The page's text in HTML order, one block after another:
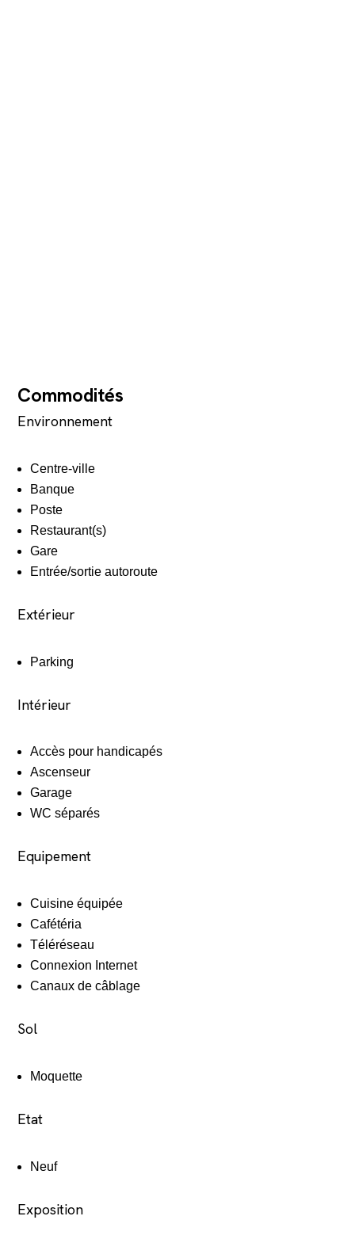
Commodités
Environnement
Centre-ville
Banque
Poste
Restaurant(s)
Gare
Entrée/sortie autoroute
Extérieur
Parking
Intérieur
Accès pour handicapés
Ascenseur
Garage
WC séparés
Equipement
Cuisine équipée
Cafétéria
Téléréseau
Connexion Internet
Canaux de câblage
Sol
Moquette
Etat
Neuf
Exposition